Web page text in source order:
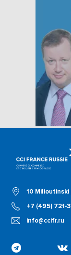
10 Milioutinski
+7 (495) 721-
info@ccifr.ru